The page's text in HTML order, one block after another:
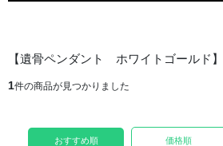
【遺骨ペンダント ホワイトゴールド
1件の商品が見つかりました
おすすめ順 価格順